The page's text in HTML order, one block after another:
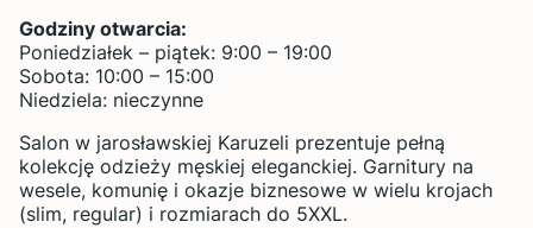
Godziny otwarcia:
Poniedziałek – piątek: 9:00 – 19:00
Sobota: 10:00 – 15:00
Niedziela: nieczynne
Salon w jarosławskiej Karuzeli prezentuje pełną
kolekcję odzieży męskiej eleganckiej. Garnitury na
wesele, komunię i okazje biznesowe w wielu krojach
(slim, regular) i rozmiarach do 5XXL.